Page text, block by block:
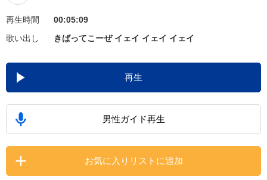
お知らせ よくあるご質問
DAMの新曲・ランキングなど
カラオケ最新情報をチェック！
家族や友達と一緒に！練習にも！
再生時間
00:05:09
歌い出し
きばってこーぜ イェイ イェイ イェイ
再生
男性ガイド再生
お気に入りリストに追加